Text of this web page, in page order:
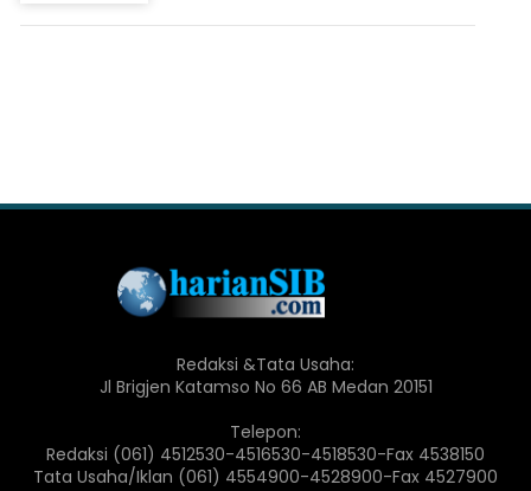
Redaksi &Tata Usaha:
Jl Brigjen Katamso No 66 AB Medan 20151
Telepon:
Redaksi (061) 4512530-4516530-4518530-Fax 4538150
Tata Usaha/Iklan (061) 4554900-4528900-Fax 4527900